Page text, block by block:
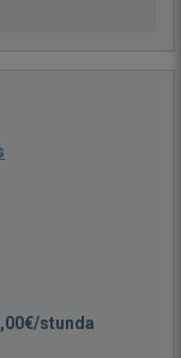
stunda